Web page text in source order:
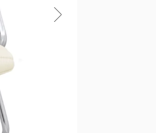
trước 15h
giá